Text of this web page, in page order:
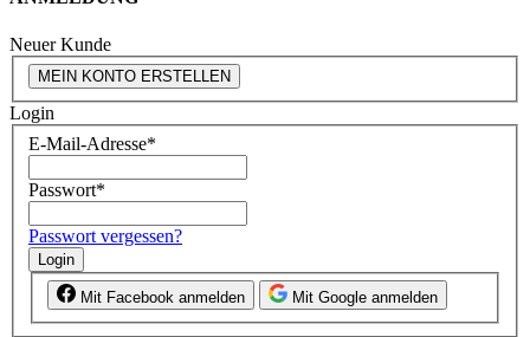
Neuer Kunde
MEIN KONTO ERSTELLEN
Login
E-Mail-Adresse*
Passwort*
Passwort vergessen?
Login
Mit Facebook anmelden Mit Google anmelden